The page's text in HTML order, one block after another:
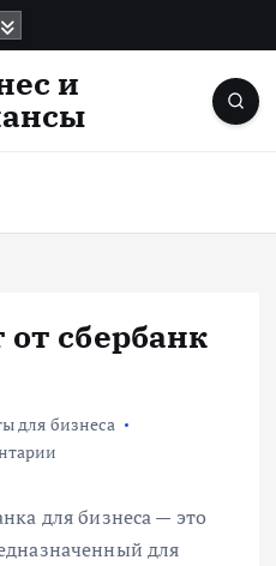
сбербанк
для бизнеса
для бизнеса — это
для